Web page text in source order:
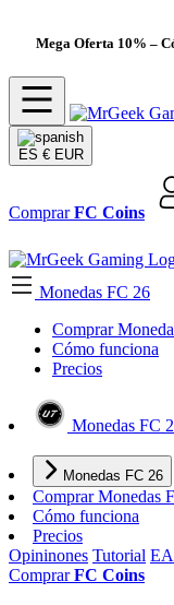
Mega Oferta 10% –
ES € EUR
ComprarFC Coins
Monedas FC 26
Comprar
Cómo funciona
Precios
Monedas FC
Monedas FC 26
Comprar Monedas
Cómo funciona
Precios
Opininones Tutorial
ComprarFC Coins